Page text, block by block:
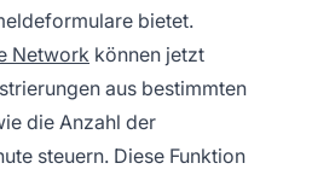
bietet.
Network können jetzt
aus bestimmten
die Anzahl der
steuern. Diese Funktion